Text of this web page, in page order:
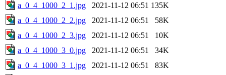
a_0_4_1000_2_1.jpg
2021-11-12 06:51 135K
a_0_4_1000_2_2.jpg
2021-11-12 06:51
58K
a_0_4_1000_2_3.jpg
2021-11-12 06:51
10K
a_0_4_1000_3_0.jpg
2021-11-12 06:51
34K
a_0_4_1000_3_1.jpg
2021-11-12 06:51
83K